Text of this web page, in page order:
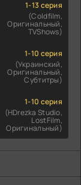
1-13 серия
(Coldfilm,
Оригинальный,
TVShows)
1-10 серия
(Украинский,
Оригинальный,
Субтитры)
1-10 серия
(HDrezka Studio,
LostFilm,
Оригинальный)